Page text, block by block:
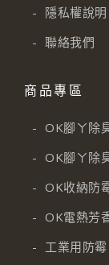
- 隱私權說明
- 聯絡我們
商品專區
- OK腳ㄚ除
- OK腳ㄚ除
- OK收納防
- OK電熱芳
- 工業用防霉